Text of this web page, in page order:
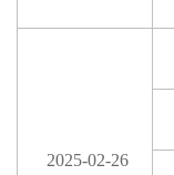
2025-02-26